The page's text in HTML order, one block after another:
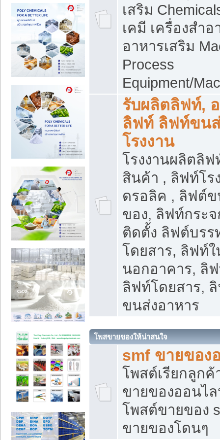
เสริม
เคมี เครื่องสำ
อาหารเสริม
Process
Equipment/
รับผลิตลิฟท์,
ลิฟท์ ลิฟท์ขน
โรงงาน
โรงงานผลิตลิ
สินค้า , ลิฟท์โร
ดรอลิค , ลิฟต์
ของ, ลิฟท์กระ
ติดตั้ง ลิฟต์บร
โดยสาร, ลิฟท์
นอกอาคาร, ลิ
ลิฟท์โดยสาร,
ขนส่งอาหาร
โพสขายของให้น่าสนใจ
smf ขายของ
โพสต์เรียกลูกค้
ขายของออนไ
โพสต์ขายของ
ขายของโดนๆ